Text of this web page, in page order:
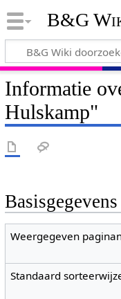
B&G
Informatie
Hulskamp"
Basisgegevens
Weergegeven
Standaard